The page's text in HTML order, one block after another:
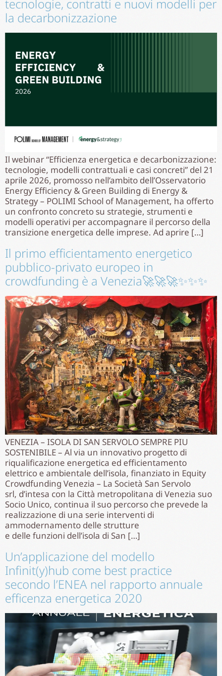
tecnologie, contratti e nuovi modelli per
la decarbonizzazione
Il webinar “Efficienza energetica e decarbonizzazione:
tecnologie, modelli contrattuali e casi concreti” del 21
aprile 2026, promosso nell’ambito dell’Osservatorio
Energy Efficiency & Green Building di Energy &
Strategy – POLIMI School of Management, ha offerto
un confronto concreto su strategie, strumenti e
modelli operativi per accompagnare il percorso della
transizione energetica delle imprese. Ad aprire […]
Il primo efficientamento energetico
pubblico-privato europeo in
crowdfunding è a Venezia🚀🚀🚀✨✨✨
VENEZIA – ISOLA DI SAN SERVOLO SEMPRE PIU
SOSTENIBILE – Al via un innovativo progetto di
riqualificazione energetica ed efficientamento
elettrico e ambientale dell’isola, finanziato in Equity
Crowdfunding Venezia – La Società San Servolo
srl, d’intesa con la Città metropolitana di Venezia suo
Socio Unico, continua il suo percorso che prevede la
realizzazione di una serie interventi di
ammodernamento delle strutture
e delle funzioni dell’isola di San […]
Un’applicazione del modello
Infinit(y)hub come best practice
secondo l’ENEA nel rapporto annuale
efficenza energetica 2020